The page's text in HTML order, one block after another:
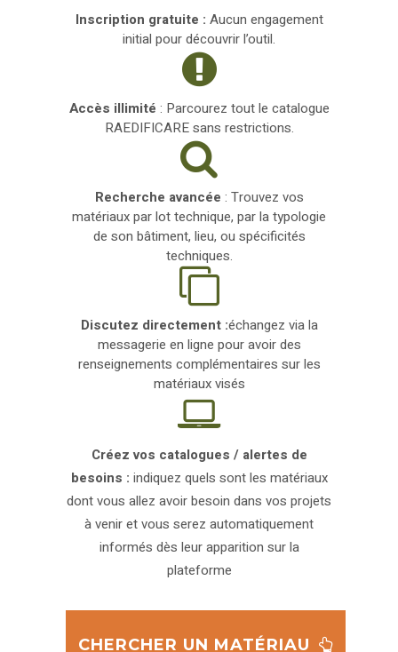
Inscription gratuite : Aucun engagement
initial pour découvrir l’outil.
Accès illimité : Parcourez tout le catalogue
RAEDIFICARE sans restrictions.
Recherche avancée : Trouvez vos
matériaux par lot technique, par la typologie
de son bâtiment, lieu, ou spécificités
techniques.
Discutez directement :échangez via la
messagerie en ligne pour avoir des
renseignements complémentaires sur les
matériaux visés
Créez vos catalogues / alertes de
besoins : indiquez quels sont les matériaux
dont vous allez avoir besoin dans vos projets
à venir et vous serez automatiquement
informés dès leur apparition sur la
plateforme
CHERCHER UN MATÉRIAU